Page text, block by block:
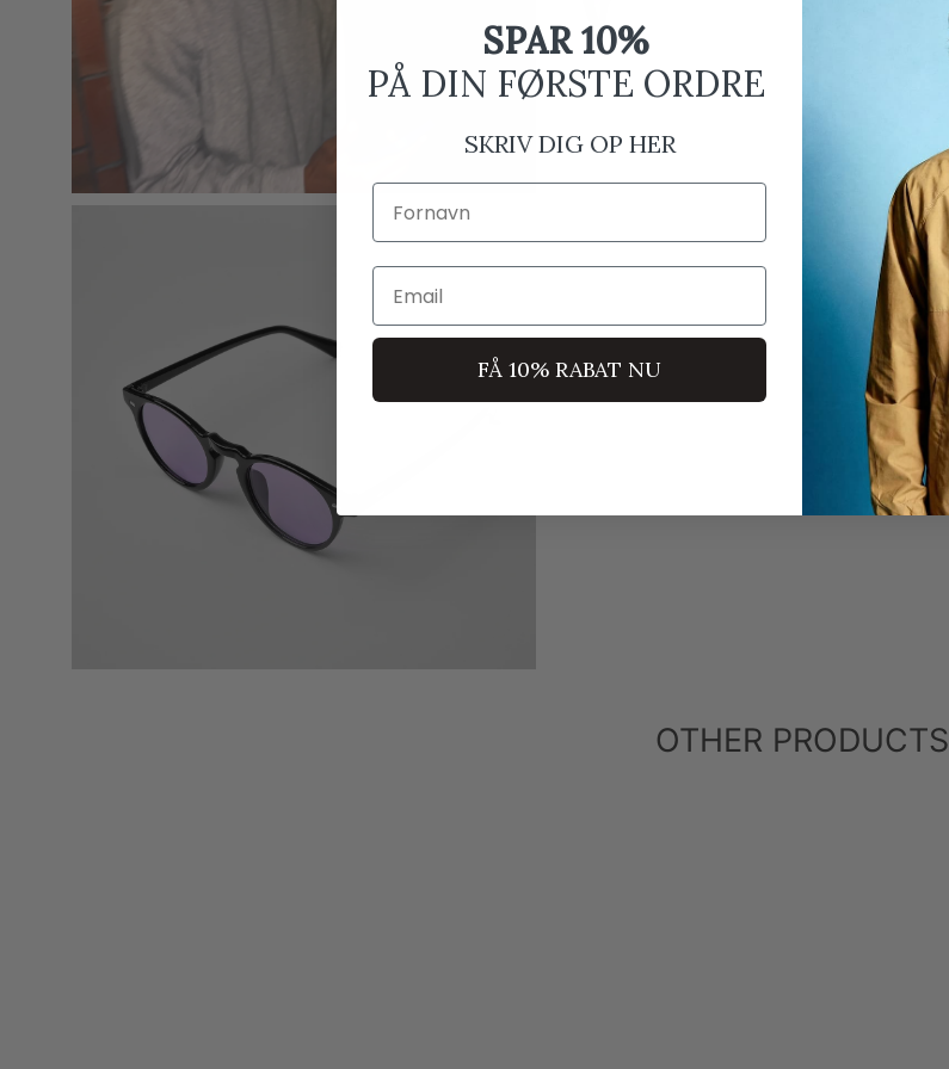
OTHER PRODUCTS
SPAR 10%
PÅ DIN FØRSTE ORDRE
SKRIV DIG OP HER
Fornavn
Email
FÅ 10% RABAT NU